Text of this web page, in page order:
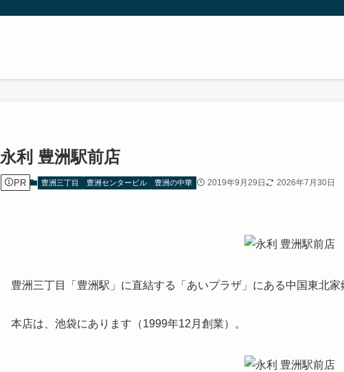
永利 豊洲駅前店
PR 豊洲三丁目 豊洲センタービル 豊洲の中華 2019年9月29日 2026年7月30日
豊洲三丁目「豊洲駅」に直結する「あいプラザ」にある中国東北家
本店は、池袋にあります（1999年12月創業）。